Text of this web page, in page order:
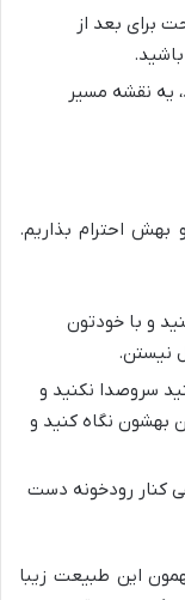
برای بعد از
یه نقشه مسیر
بهش احترام بذاریم.
و با خودتون
نیستن.
سروصدا نکنید و
بهشون نگاه کنید و
کنار رودخونه دست
این طبیعت زیبا